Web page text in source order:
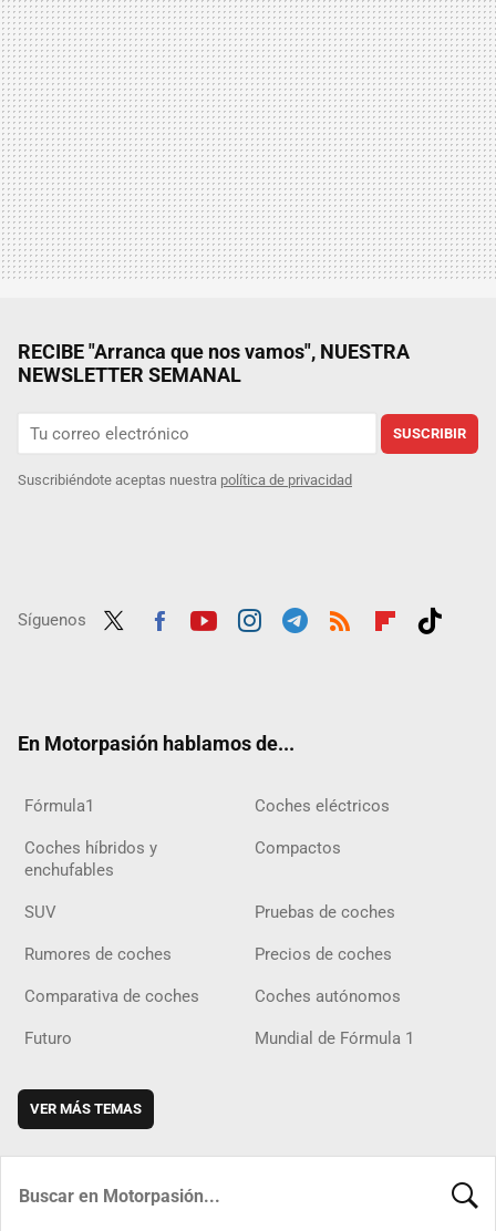
RECIBE "Arranca que nos vamos", NUESTRA
NEWSLETTER SEMANAL
SUSCRIBIR
Suscribiéndote aceptas nuestra política de privacidad
Síguenos
En Motorpasión hablamos de...
Fórmula1 Coches eléctricos
Coches híbridos y
enchufables
Compactos
SUV Pruebas de coches
Rumores de coches Precios de coches
Comparativa de coches Coches autónomos
Futuro Mundial de Fórmula 1
VER MÁS TEMAS